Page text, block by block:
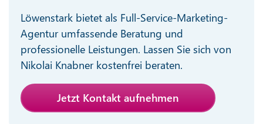
Löwenstark bietet als Full-Service-Marketing-
Agentur umfassende Beratung und
professionelle Leistungen. Lassen Sie sich von
Nikolai Knabner kostenfrei beraten.
Jetzt Kontakt aufnehmen